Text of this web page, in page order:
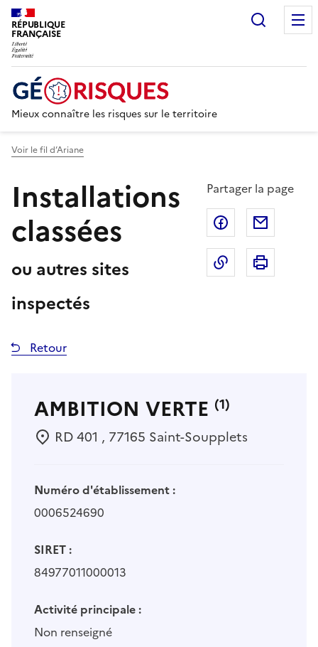
RÉPUBLIQUE
FRANÇAISE
Mieux connaître les risques sur le territoire
Voir le fil d’Ariane
Installations
classées
ou autres sites
inspectés
Partager la page
Partager sur
Copier dans
Retour
AMBITION VERTE (1)
RD 401 , 77165 Saint-Soupplets
Numéro d'établissement :
0006524690
SIRET :
84977011000013
Activité principale :
Non renseigné